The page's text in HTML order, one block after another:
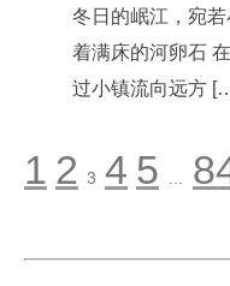
冬日的岷江，宛
着满床的河卵石
过小镇流向远方
1 2 3 4 5